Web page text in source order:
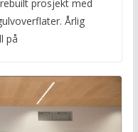
prosjekt med
Årlig
på